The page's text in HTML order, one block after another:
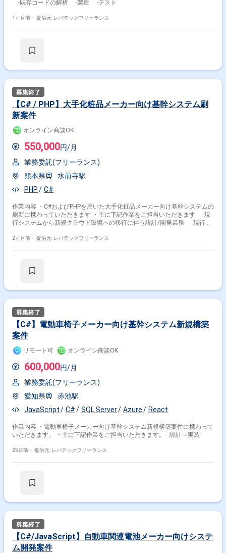
‐既存コードの解析 ‐製造 ‐テスト
1ヶ月前・ 提供元: レバテックフリーランス
【C# / PHP】大手化粧品メーカー向け基幹システム刷
新案件
オンライン商談OK
550,000円/月
業務委託(フリーランス)
熊本県
水前寺駅
PHP
C#
作業内容 ・C#およびPHPを用いた大手化粧品メーカー向け基幹システムの
刷新に携わっていただきます ・主に下記作業をご担当いただきます -現
行システムから新規クラウド環境への移行に伴う設計/開発業務 -現行の
2ヶ月前・ 提供元: レバテックフリーランス
【C#】電動車椅子メーカー向け基幹システム新規構築
案件
リモート可 オンライン商談OK
600,000円/月
業務委託(フリーランス)
愛知県
赤池駅
JavaScript
C# SQL Server Azure React
作業内容 ・電動車椅子メーカー向け基幹システム新規構築案件に携わって
いただきます。 ・主に下記作業をご担当いただきます。 - 設計～実装
25日前・ 提供元: レバテックフリーランス
【C#/JavaScript】自動車関連電池メーカー向けシステ
ム開発案件
SQL Server
その他の職種から探す
サーバーサイドエンジニア
PM